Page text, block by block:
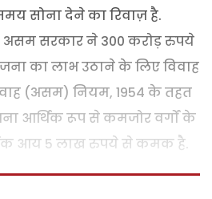
सोना देने का रिवाज़ है.
सरकार ने 300 करोड़ रुपये
का लाभ उठाने के लिए विवाह
(असम) नियम, 1954 के तहत
आर्थिक रूप से कमजोर वर्गों के
आय 5 लाख रुपये से कमक है.